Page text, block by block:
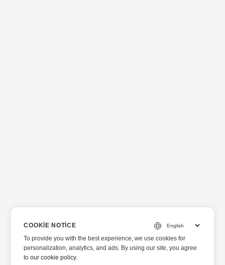
COOKIE NOTICE
To provide you with the best experience, we use cookies for
personalization, analytics, and ads. By using our site, you agree
toour cookie policy.